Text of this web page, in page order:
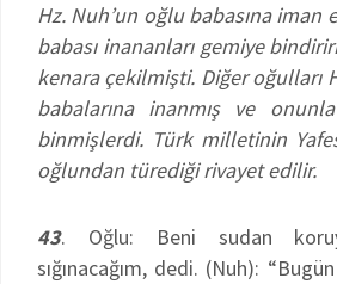
Hz. Nuh’un oğlu babasına
babası inananları gemiye
kenara çekilmişti. Diğer oğulları
babalarına inanmış ve
binmişlerdi. Türk milletinin
oğlundan türediği rivayet edilir.
43. Oğlu: Beni sudan
sığınacağım, dedi. (Nuh):